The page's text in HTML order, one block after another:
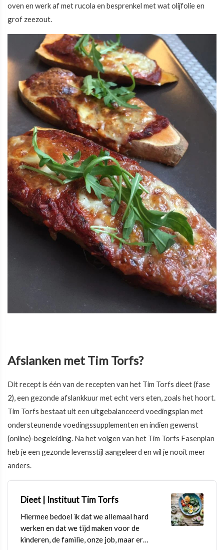
oven en werk af met rucola en besprenkel met wat olijfolie en
grof zeezout.
Afslanken met Tim Torfs?
Dit recept is één van de recepten van het Tim Torfs dieet (fase
2), een gezonde afslankkuur met echt vers eten, zoals het hoort.
Tim Torfs bestaat uit een uitgebalanceerd voedingsplan met
ondersteunende voedingssupplementen en indien gewenst
(online)-begeleiding. Na het volgen van het Tim Torfs Fasenplan
heb je een gezonde levensstijl aangeleerd en wil je nooit meer
anders.
Dieet | Instituut Tim Torfs
Hiermee bedoel ik dat we allemaal hard
werken en dat we tijd maken voor de
kinderen, de familie, onze job, maar er